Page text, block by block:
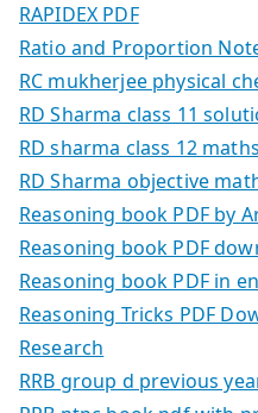
RAPIDEX PDF
Ratio and Proportion
RC mukherjee physical
RD Sharma class 11
RD sharma class 12
RD Sharma objective
Reasoning book PDF by
Reasoning book PDF
Reasoning book PDF in
Reasoning Tricks PDF
Research
RRB group d previous